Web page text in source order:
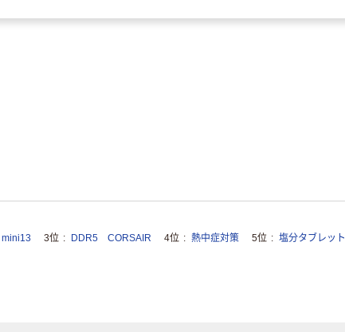
3位 DDR5 CORSAIR 4位 熱中症対策 5位 塩分タブレット